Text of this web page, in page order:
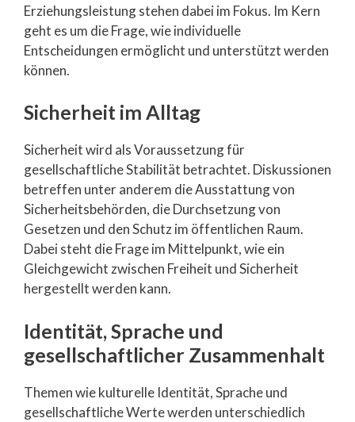
Erziehungsleistung stehen dabei im Fokus. Im Kern
geht es um die Frage, wie individuelle
Entscheidungen ermöglicht und unterstützt werden
können.
Sicherheit im Alltag
Sicherheit wird als Voraussetzung für
gesellschaftliche Stabilität betrachtet. Diskussionen
betreffen unter anderem die Ausstattung von
Sicherheitsbehörden, die Durchsetzung von
Gesetzen und den Schutz im öffentlichen Raum.
Dabei steht die Frage im Mittelpunkt, wie ein
Gleichgewicht zwischen Freiheit und Sicherheit
hergestellt werden kann.
Identität, Sprache und
gesellschaftlicher Zusammenhalt
Themen wie kulturelle Identität, Sprache und
gesellschaftliche Werte werden unterschiedlich